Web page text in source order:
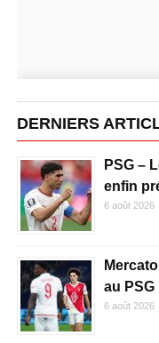
DERNIERS
PSG –
enfin
6 août 2026
au PSG
6 août 2026